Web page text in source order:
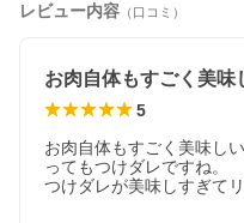
レビュー内容 （口コミ）
5
お肉自体もすごく美味し
ってもつけダレですね。
つけダレが美味しすぎて